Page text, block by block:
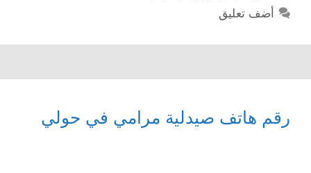
أضف تعليق
رقم هاتف صيدلية مرامي في حولي